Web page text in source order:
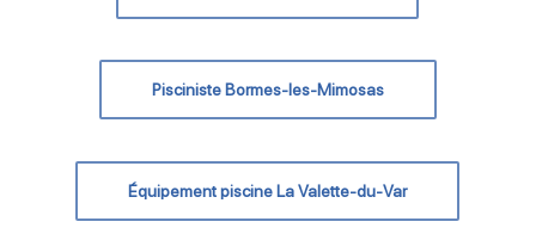
Pisciniste Bormes-les-Mimosas
Équipement piscine La Valette-du-Var